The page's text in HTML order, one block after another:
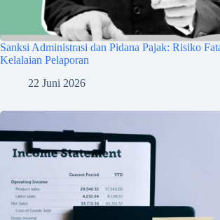
Sanksi Administrasi dan Pidana Pajak: Risiko
Kelalaian Pelaporan
22 Juni 2026